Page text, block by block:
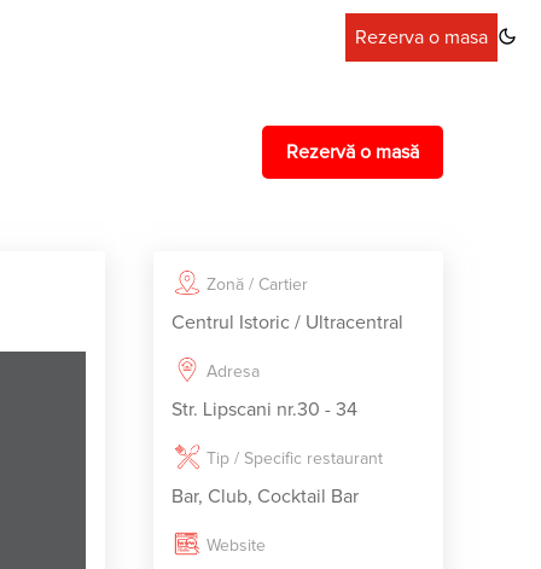
Rezerva o masa
Rezervă o masă
Zonă / Cartier
Centrul Istoric / Ultracentral
Adresa
Str. Lipscani nr.30 - 34
Tip / Specific restaurant
Bar, Club, Cocktail Bar
Website